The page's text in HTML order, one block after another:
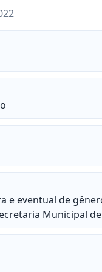
e eventual de
Municipal de